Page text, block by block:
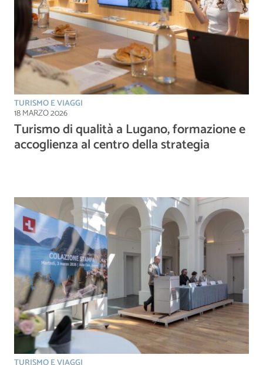
TURISMO E VIAGGI
18 MARZO 2026
Turismo di qualità a Lugano, formazione e
accoglienza al centro della strategia